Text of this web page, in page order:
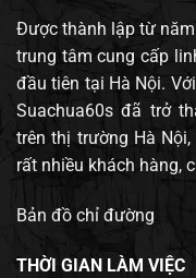
Được thành lập từ
trung tâm cung cấp
đầu tiên tại Hà Nội.
Suachua60s đã trở
trên thị trường Hà Nội,
rất nhiều khách hàng,
Bản đồ chỉ đường
THỜI GIAN LÀM VIỆC